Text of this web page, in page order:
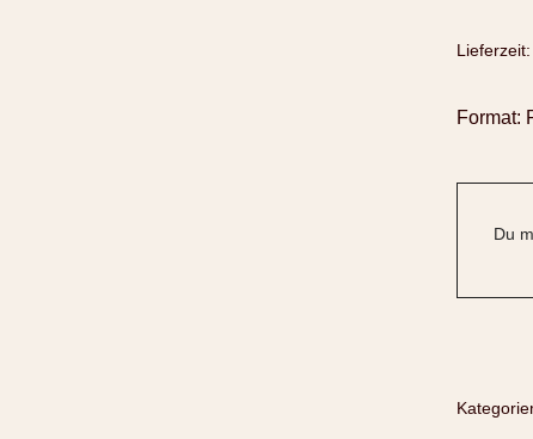
Lieferzeit:
Format:
Du